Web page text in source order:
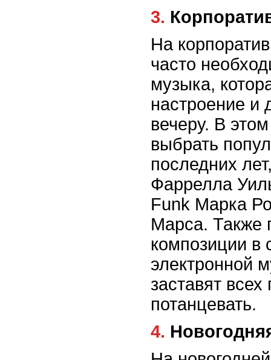
3.
На
часто
музыка,
настроение и
вечеру. В
выбрать
последних
Фаррелла
Funk Марка
Марса. Также
композиции в
электронной
заставят всех
потанцевать.
4.